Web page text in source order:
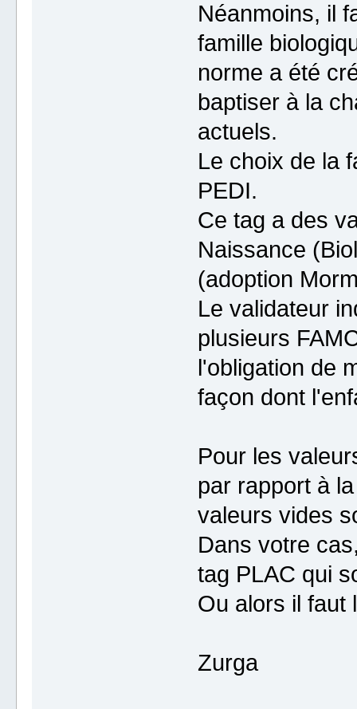
Néanmoins, il
famille
norme a été
baptiser à la
actuels.
Le choix de la
PEDI.
Ce tag a des
Naissance
(adoption
Le validateur
plusieurs
l'obligation de
façon dont
Pour les
par rapport à
valeurs vides
Dans votre
tag PLAC qui
Ou alors il faut
Zurga